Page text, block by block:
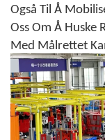
Også Til Å
Oss Om Å Huske
Med Målrettet